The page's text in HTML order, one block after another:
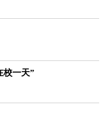
校一天”